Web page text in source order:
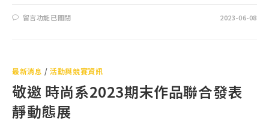
留言功能已關閉 2023-06-08
最新消息 /活動與競賽資訊
敬邀 時尚系2023期末作品聯合發表
靜動態展